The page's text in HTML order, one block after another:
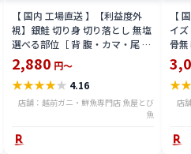
【 国内 工場直送 】【利益度外
視】銀鮭 切り身 切り落とし 無塩
選べる部位［ 背 腹・カマ・尾 ］
600g〜2.4kg 骨取り・骨無し 骨
あり 切り落とし 骨取り・骨無し
切身 ses2301-12ka
2,880 円～
★★★★★ 4.16
店舗：越前ガニ・鮮魚専門店 魚屋とび
魚
【
イ
骨
(真
ライ
★
店